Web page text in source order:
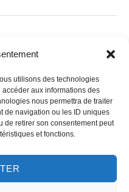
utilisons des technologies
aux informations des
nous permettra de traiter
de navigation ou les ID uniques
de retirer son consentement peut
et fonctions.